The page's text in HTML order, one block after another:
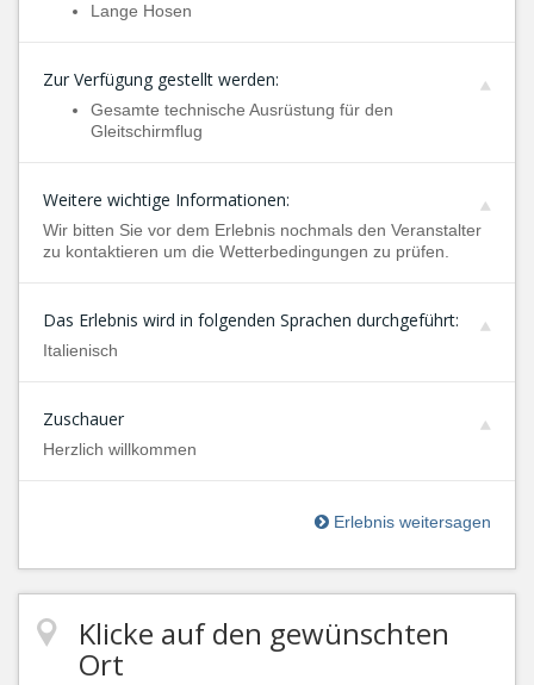
Lange Hosen
Zur Verfügung gestellt werden:
Gesamte technische Ausrüstung für den
Gleitschirmflug
Weitere wichtige Informationen:
Wir bitten Sie vor dem Erlebnis nochmals den Veranstalter
zu kontaktieren um die Wetterbedingungen zu prüfen.
Das Erlebnis wird in folgenden Sprachen durchgeführt:
Italienisch
Zuschauer
Herzlich willkommen
Erlebnis weitersagen
Klicke auf den gewünschten
Ort